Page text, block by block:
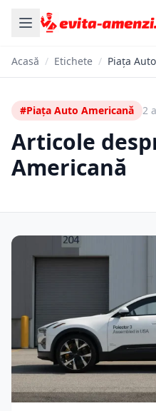
Acasă / Etichete / Piața
#Piața Auto Americană 2
Articole
Americană